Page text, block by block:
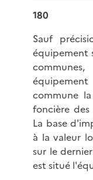
180
Sauf
équipement
commune
foncière des
La base
à la valeur
sur le
est situé